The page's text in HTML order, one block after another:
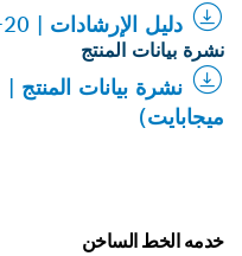
دليل الإرشادات | GAL 18V-20 (نسخة أونلاين)
نشرة بيانات المنتج
ميجابايت)
خدمه الخط الساخن